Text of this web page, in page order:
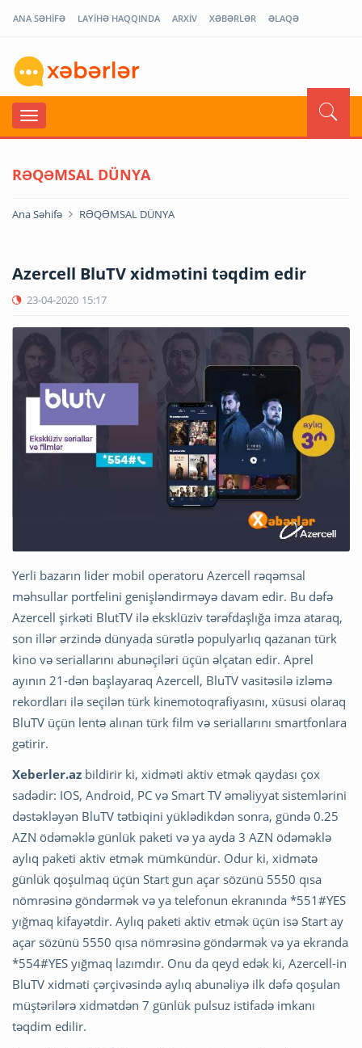
ANA SƏHİFƏ LAYİHƏ HAQQINDA ARXİV XƏBƏRLƏR ƏLAQƏ
RƏQƏMSAL DÜNYA
Ana Səhifə RƏQƏMSAL DÜNYA
Azercell BluTV xidmətini təqdim edir
23-04-2020 15:17
Yerli bazarın lider mobil operatoru Azercell rəqəmsal
məhsullar portfelini genişləndirməyə davam edir. Bu dəfə
Azercell şirkəti BlutTV ilə eksklüziv tərəfdaşlığa imza ataraq,
son illər ərzində dünyada sürətlə populyarlıq qazanan türk
kino və seriallarını abunəçiləri üçün əlçatan edir. Aprel
ayının 21-dən başlayaraq Azercell, BluTV vasitəsilə izləmə
rekordları ilə seçilən türk kinemotoqrafiyasını, xüsusi olaraq
BluTV üçün lentə alınan türk film və seriallarını smartfonlara
gətirir.
Xeberler.az bildirir ki, xidməti aktiv etmək qaydası çox
sadədir: IOS, Android, PC və Smart TV əməliyyat sistemlərini
dəstəkləyən BluTV tətbiqini yüklədikdən sonra, gündə 0.25
AZN ödəməklə günlük paketi və ya ayda 3 AZN ödəməklə
aylıq paketi aktiv etmək mümkündür. Odur ki, xidmətə
günlük qoşulmaq üçün Start gun açar sözünü 5550 qısa
nömrəsinə göndərmək və ya telefonun ekranında *551#YES
yığmaq kifayətdir. Aylıq paketi aktiv etmək üçün isə Start ay
açar sözünü 5550 qısa nömrəsinə göndərmək və ya ekranda
*554#YES yığmaq lazımdır. Onu da qeyd edək ki, Azercell-in
BluTV xidməti çərçivəsində aylıq abunəliyə ilk dəfə qoşulan
müştərilərə xidmətdən 7 günlük pulsuz istifadə imkanı
təqdim edilir.